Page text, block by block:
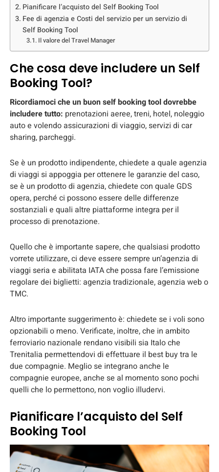
Pianificare l’acquisto del Self Booking Tool
Fee di agenzia e Costi del servizio per un servizio di
Self Booking Tool
Il valore del Travel Manager
Che cosa deve includere un Self
Booking Tool?
Ricordiamoci che un buon self booking tool dovrebbe
includere tutto: prenotazioni aeree, treni, hotel, noleggio
auto e volendo assicurazioni di viaggio, servizi di car
sharing, parcheggi.
Se è un prodotto indipendente, chiedete a quale agenzia
di viaggi si appoggia per ottenere le garanzie del caso,
se è un prodotto di agenzia, chiedete con quale GDS
opera, perché ci possono essere delle differenze
sostanziali e quali altre piattaforme integra per il
processo di prenotazione.
Quello che è importante sapere, che qualsiasi prodotto
vorrete utilizzare, ci deve essere sempre un’agenzia di
viaggi seria e abilitata IATA che possa fare l’emissione
regolare dei biglietti: agenzia tradizionale, agenzia web o
TMC.
Altro importante suggerimento è: chiedete se i voli sono
opzionabili o meno. Verificate, inoltre, che in ambito
ferroviario nazionale rendano visibili sia Italo che
Trenitalia permettendovi di effettuare il best buy tra le
due compagnie. Meglio se integrano anche le
compagnie europee, anche se al momento sono pochi
quelli che lo permettono, non voglio illudervi.
Pianificare l’acquisto del Self
Booking Tool